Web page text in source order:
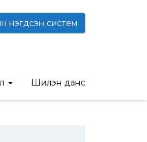
нэгдсэн систем
Шилэн данс